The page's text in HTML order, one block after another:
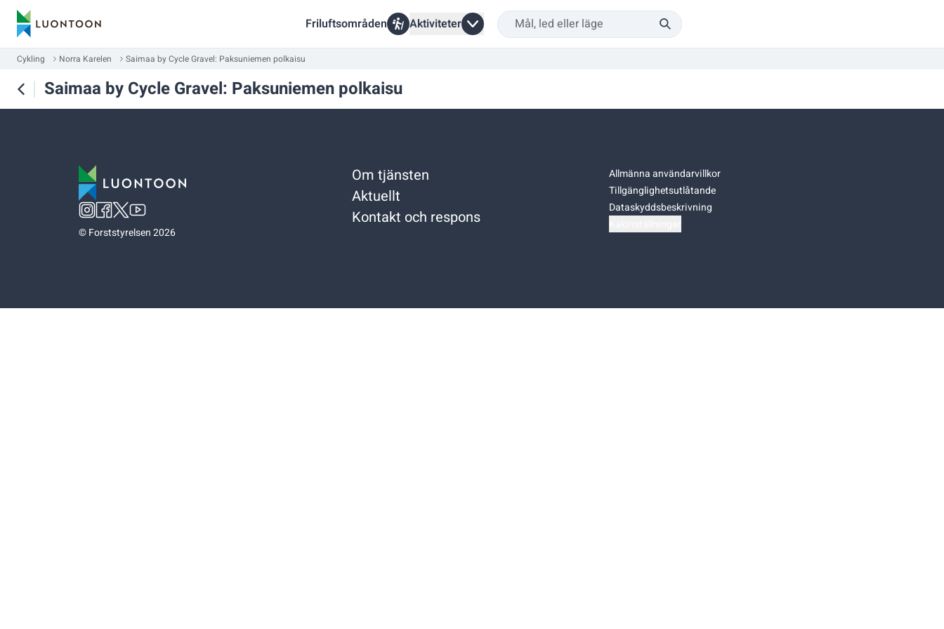
Friluftsområden Aktiviteter
Cykling Norra Karelen Saimaa by Cycle Gravel: Paksuniemen polkaisu
Saimaa by Cycle Gravel: Paksuniemen polkaisu
©Forststyrelsen 2026
Om tjänsten
Aktuellt
Kontakt och respons
Allmänna användarvillkor
Tillgänglighetsutlåtande
Dataskyddsbeskrivning